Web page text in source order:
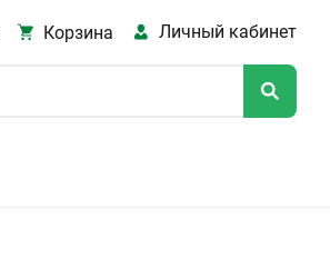
Корзина Личный кабинет